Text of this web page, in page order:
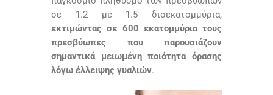
σε 1.2 με 1.5 δισεκατομμύρια,
εκτιμώντας σε 600 εκατομμύρια τους
πρεσβύωπες που παρουσιάζουν
σημαντικά μειωμένη ποιότητα όρασης
λόγω έλλειψης γυαλιών.